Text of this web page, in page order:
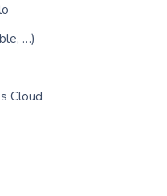
…)
Cloud